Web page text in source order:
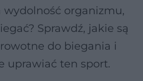
wydolność organizmu,
Sprawdź, jakie są
do biegania i
uprawiać ten sport.